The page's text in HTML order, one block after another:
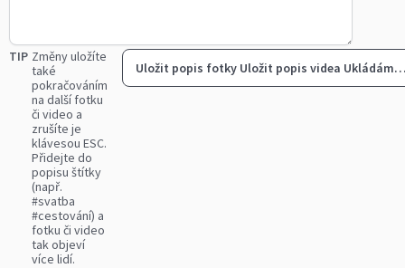
TIP Změny uložíte
také
pokračováním
na další fotku
či video a
zrušíte je
klávesou ESC.
Přidejte do
popisu štítky
(např.
#svatba
#cestování) a
fotku či video
tak objeví
více lidí.
Uložit popis fotky Uložit popis videa